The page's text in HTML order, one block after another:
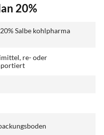
20%
Salbe kohlpharma
re- oder